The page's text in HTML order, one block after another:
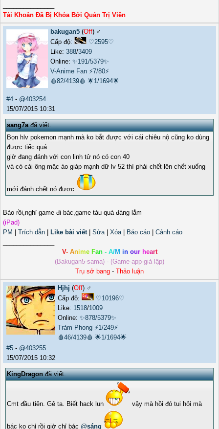
Tài Khoản Đã Bị Khóa Bởi Quản Trị Viên
bakugan5(Off) ♂️
Cấp độ:
♡2595♡
Like: 388/3409
Online: ✨191/5379✨
V-Anime Fan ⚡7/80⚡
🩸82/4139🩸 🌟1/1694🌟
#4 - @403254
15/07/2015 10:31
sang7ađã viết:
Bọn hlv pokemon mạnh mà ko bắt được với cái chiêu nộ cũng ko dùng
được tiếc quá
giờ đang đánh với con linh tử nó có con 40
và có cái ông mặc áo giáp mạnh dữ lv 52 thì phải chết lên chết xuống
mới đánh chết nó được
Bảo rồi,nghỉ game đi bác,game tàu quá đáng lắm
(iPad)
PM
Trích dẫn Like bài viết| Sửa| Xóa| Báo cáo
Cảnh cáo
V- Anime Fan - A/M in our heart
(Bakugan5-sama) - (Game-app-giả lập)
Trụ sở bang - Thảo luận
Hjhj (Off) ♂️
Cấp độ:
♡10196♡
Like: 1518/1009
Online: ✨878/5379✨
Trảm Phong ⚡1/249⚡
🩸46/4139🩸 🌟1/1694🌟
#5 - @403255
15/07/2015 10:32
KingDragonđã viết:
Cmt đầu tiên. Gê ta. Biết hack lun vậy mà hồi đó tui hỏi mà
bác ko chỉ rồi giờ chỉ bác @sáng